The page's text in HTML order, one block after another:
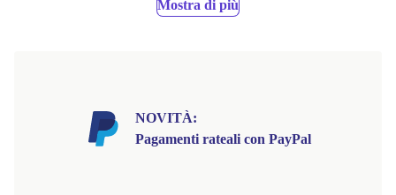
Mostra di più
NOVITÀ:
Pagamenti rateali con PayPal